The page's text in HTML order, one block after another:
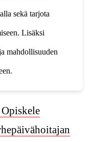
sekä tarjota
Lisäksi
mahdollisuuden